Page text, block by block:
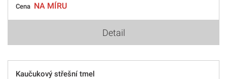
Cena NA MÍRU
Detail
Kaučukový střešní tmel